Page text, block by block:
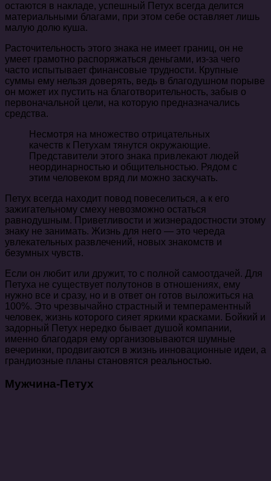
остаются в накладе, успешный Петух всегда делится
материальными благами, при этом себе оставляет лишь
малую долю куша.
Расточительность этого знака не имеет границ, он не
умеет грамотно распоряжаться деньгами, из-за чего
часто испытывает финансовые трудности. Крупные
суммы ему нельзя доверять, ведь в благодушном порыве
он может их пустить на благотворительность, забыв о
первоначальной цели, на которую предназначались
средства.
Несмотря на множество отрицательных
качеств к Петухам тянутся окружающие.
Представители этого знака привлекают людей
неординарностью и общительностью. Рядом с
этим человеком вряд ли можно заскучать.
Петух всегда находит повод повеселиться, а к его
зажигательному смеху невозможно остаться
равнодушным. Приветливости и жизнерадостности этому
знаку не занимать. Жизнь для него — это череда
увлекательных развлечений, новых знакомств и
безумных чувств.
Если он любит или дружит, то с полной самоотдачей. Для
Петуха не существует полутонов в отношениях, ему
нужно все и сразу, но и в ответ он готов выложиться на
100%. Это чрезвычайно страстный и темпераментный
человек, жизнь которого сияет яркими красками. Бойкий и
задорный Петух нередко бывает душой компании,
именно благодаря ему организовываются шумные
вечеринки, продвигаются в жизнь инновационные идеи, а
грандиозные планы становятся реальностью.
Мужчина-Петух